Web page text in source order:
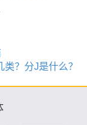
？分J是什么？